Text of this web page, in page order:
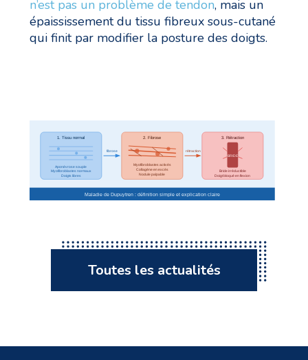
n’est pas un problème de tendon, mais un
épaississement du tissu fibreux sous-cutané
qui finit par modifier la posture des doigts.
Toutes les actualités